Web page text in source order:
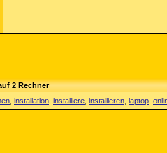
2 Rechner
installation installiere installieren laptop